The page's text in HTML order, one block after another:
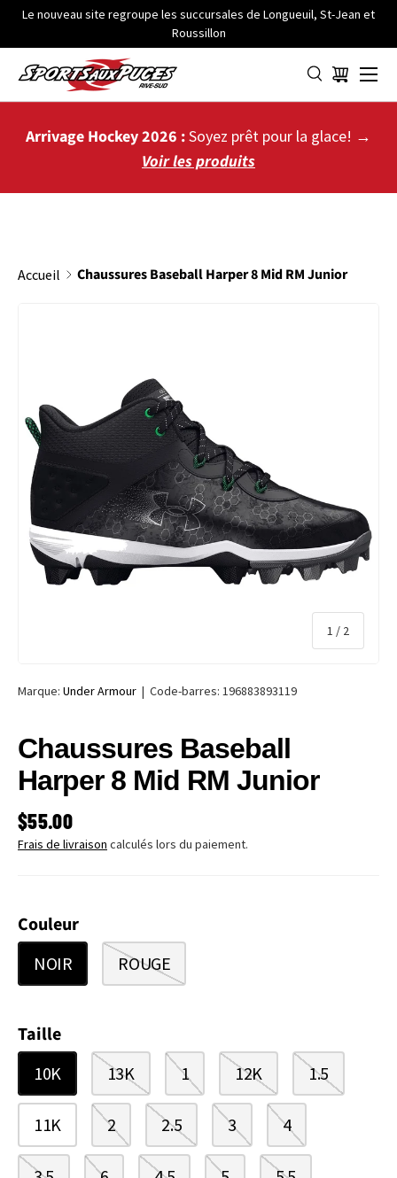
ALLER AU CONTENU
Le nouveau site regroupe les succursales de Longueuil, St-Jean et
Roussillon
Panier
Menu
Arrivage Hockey 2026 :Soyez prêt pour la glace! →
Voir les produits
Accueil Chaussures Baseball Harper 8 Mid RM Junior
1 / de
2
Marque: Under Armour | Code-barres: 196883893119
Chaussures Baseball
Harper 8 Mid RM Junior
PRIX HABITUEL
$55.00
Frais de livraison calculés lors du paiement.
Couleur
NOIR ROUGE
Taille
10K 13K 1 12K 1.5
11K 2 2.5 3 4